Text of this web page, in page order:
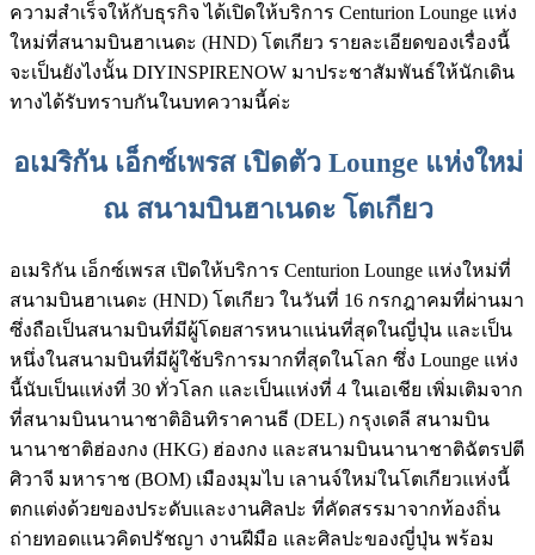
ความสำเร็จให้กับธุรกิจ ได้เปิดให้บริการ Centurion Lounge แห่ง
ใหม่ที่สนามบินฮาเนดะ (HND) โตเกียว รายละเอียดของเรื่องนี้
จะเป็นยังไงนั้น DIYINSPIRENOW มาประชาสัมพันธ์ให้นักเดิน
ทางได้รับทราบกันในบทความนี้ค่ะ
อเมริกัน เอ็กซ์เพรส เปิดตัว Lounge แห่งใหม่
ณ สนามบินฮาเนดะ โตเกียว
อเมริกัน เอ็กซ์เพรส เปิดให้บริการ Centurion Lounge แห่งใหม่ที่
สนามบินฮาเนดะ (HND) โตเกียว ในวันที่ 16 กรกฎาคมที่ผ่านมา
ซึ่งถือเป็นสนามบินที่มีผู้โดยสารหนาแน่นที่สุดในญี่ปุ่น และเป็น
หนึ่งในสนามบินที่มีผู้ใช้บริการมากที่สุดในโลก ซึ่ง Lounge แห่ง
นี้นับเป็นแห่งที่ 30 ทั่วโลก และเป็นแห่งที่ 4 ในเอเชีย เพิ่มเติมจาก
ที่สนามบินนานาชาติอินทิราคานธี (DEL) กรุงเดลี สนามบิน
นานาชาติฮ่องกง (HKG) ฮ่องกง และสนามบินนานาชาติฉัตรปตี
ศิวาจี มหาราช (BOM) เมืองมุมไบ เลานจ์ใหม่ในโตเกียวแห่งนี้
ตกแต่งด้วยของประดับและงานศิลปะ ที่คัดสรรมาจากท้องถิ่น
ถ่ายทอดแนวคิดปรัชญา งานฝีมือ และศิลปะของญี่ปุ่น พร้อม